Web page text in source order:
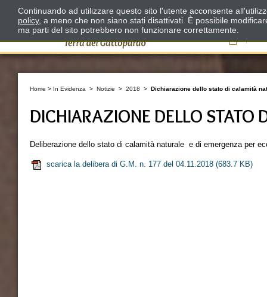
Il
Home > In Evidenza > Notizie > 2018 > Dichiarazione dello stato di calamità
DICHIARAZIONE DELLO STATO
Deliberazione dello stato di calamità naturale e di emergenza per
scarica la delibera di G.M. n. 177 del 04.11.2018 (683.7 KB)
Continuando ad utilizzare questo sito l'utente acconsente
policy, a meno che non siano stati disattivati. È possibile
ma parti del sito potrebbero non funzionare correttamente.